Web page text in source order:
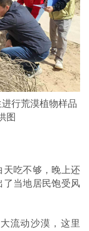
行荒漠植物样品
图
天吃不够，晚上还
了当地居民饱受风
流动沙漠，这里